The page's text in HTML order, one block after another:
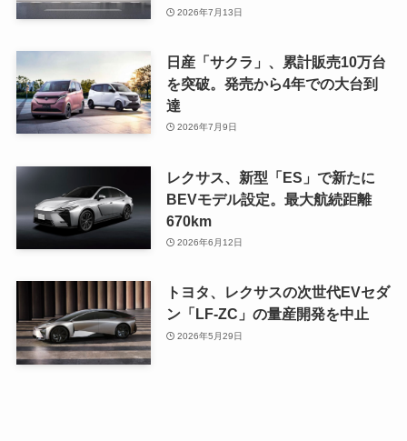
2026年7月13日
日産「サクラ」、累計販売10万台
を突破。発売から4年での大台到
達
2026年7月9日
レクサス、新型「ES」で新たに
BEVモデル設定。最大航続距離
670km
2026年6月12日
トヨタ、レクサスの次世代EVセダ
ン「LF-ZC」の量産開発を中止
2026年5月29日